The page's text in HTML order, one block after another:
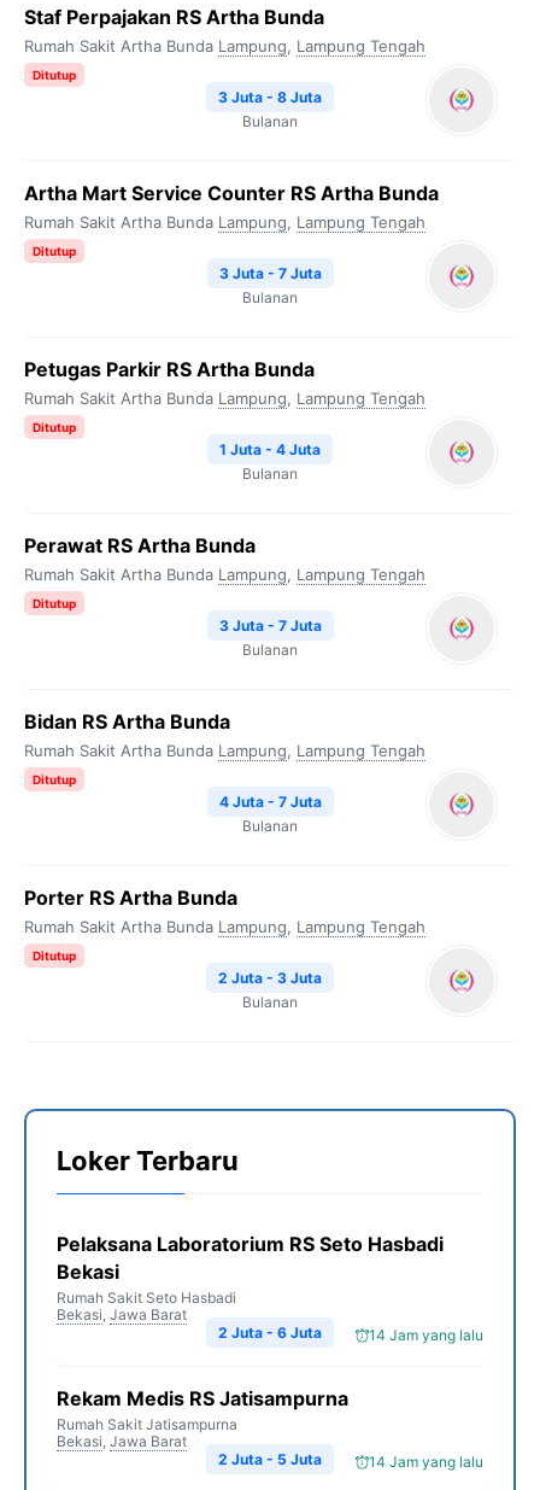
Staf Perpajakan RS Artha Bunda
Rumah Sakit Artha Bunda Lampung, Lampung Tengah
Ditutup
3 Juta - 8 Juta
Bulanan
Artha Mart Service Counter RS Artha Bunda
Rumah Sakit Artha Bunda Lampung, Lampung Tengah
Ditutup
3 Juta - 7 Juta
Bulanan
Petugas Parkir RS Artha Bunda
Rumah Sakit Artha Bunda Lampung, Lampung Tengah
Ditutup
1 Juta - 4 Juta
Bulanan
Perawat RS Artha Bunda
Rumah Sakit Artha Bunda Lampung, Lampung Tengah
Ditutup
3 Juta - 7 Juta
Bulanan
Bidan RS Artha Bunda
Rumah Sakit Artha Bunda Lampung, Lampung Tengah
Ditutup
4 Juta - 7 Juta
Bulanan
Porter RS Artha Bunda
Rumah Sakit Artha Bunda Lampung, Lampung Tengah
Ditutup
2 Juta - 3 Juta
Bulanan
Loker Terbaru
Pelaksana Laboratorium RS Seto Hasbadi
Bekasi
Rumah Sakit Seto Hasbadi
Bekasi, Jawa Barat
14 Jam yang lalu
2 Juta - 6 Juta
Rekam Medis RS Jatisampurna
Rumah Sakit Jatisampurna
Bekasi, Jawa Barat
14 Jam yang lalu
2 Juta - 5 Juta